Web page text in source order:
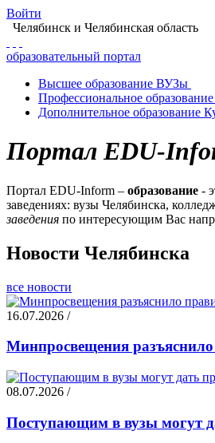
Войти
Челябинск и Челябинская область
образовательный портал
Высшее образование ВУЗы
Профессиональное образование
Дополнительное образование
Портал EDU-
Портал EDU-Inform – образование -
заведениях: вузы Челябинска,
заведения по интересующим Вас
Новости Челябинска
все новости
16.07.2026 /
Минпросвещения разъяснило
08.07.2026 /
Поступающим в вузы могут